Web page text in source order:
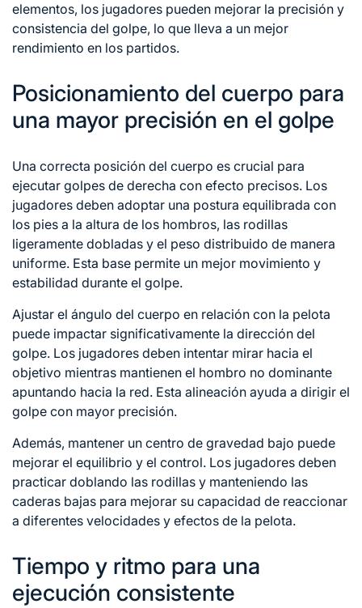
elementos, los jugadores pueden mejorar la precisión y
consistencia del golpe, lo que lleva a un mejor
rendimiento en los partidos.
Posicionamiento del cuerpo para
una mayor precisión en el golpe
Una correcta posición del cuerpo es crucial para
ejecutar golpes de derecha con efecto precisos. Los
jugadores deben adoptar una postura equilibrada con
los pies a la altura de los hombros, las rodillas
ligeramente dobladas y el peso distribuido de manera
uniforme. Esta base permite un mejor movimiento y
estabilidad durante el golpe.
Ajustar el ángulo del cuerpo en relación con la pelota
puede impactar significativamente la dirección del
golpe. Los jugadores deben intentar mirar hacia el
objetivo mientras mantienen el hombro no dominante
apuntando hacia la red. Esta alineación ayuda a dirigir el
golpe con mayor precisión.
Además, mantener un centro de gravedad bajo puede
mejorar el equilibrio y el control. Los jugadores deben
practicar doblando las rodillas y manteniendo las
caderas bajas para mejorar su capacidad de reaccionar
a diferentes velocidades y efectos de la pelota.
Tiempo y ritmo para una
ejecución consistente